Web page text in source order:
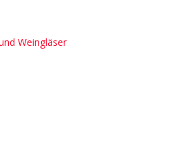
Weingläser